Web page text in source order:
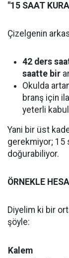
"15 SAAT
Çizelgenin
42 ders
saatte bir
Okulda
branş için
yeterli
Yani bir üst
gerekmiyor; 15
doğurabiliyor.
ÖRNEKLE
Diyelim ki bir
şöyle:
Kalem